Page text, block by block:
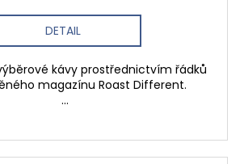
DETAIL
kávy prostřednictvím řádků
magazínu Roast Different.
...